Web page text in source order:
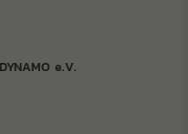
e.V.